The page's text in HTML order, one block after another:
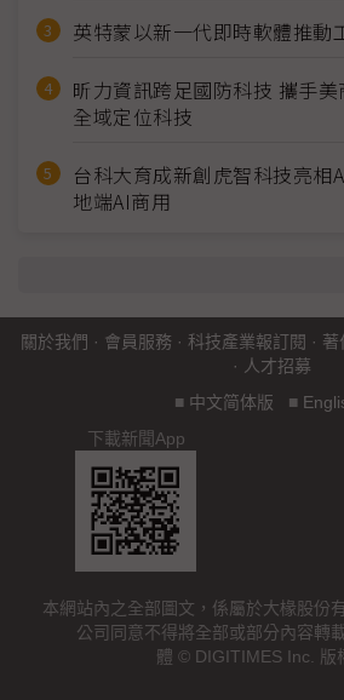
英特蒙以新一代即時軟體推動
昕力資訊跨足國防科技 攜手
全域定位科技
台科大育成新創虎智科技亮相
地端AI商用
關於我們 · 會員服務 · 科技產業報訂閱 · 著
· 人才招募
■ 中文简体版 ■
下載新聞App
本網站內之全部圖文，係屬於大椽股份
公司同意不得將全部或部分內容轉
體 © DIGITIMES Inc. 版